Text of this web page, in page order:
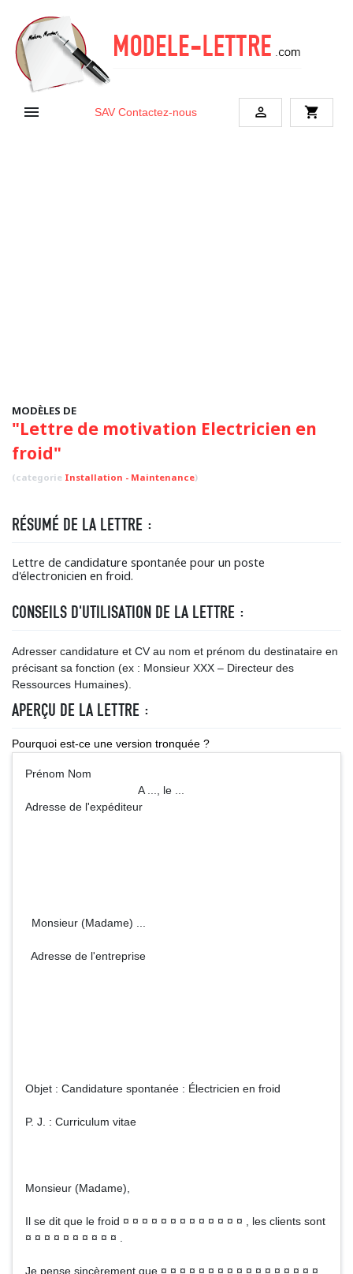
 SAV Contactez-nous  shopping_cart
MODÈLES DE
"Lettre de motivation Electricien en
froid"
(categorie Installation - Maintenance)
RÉSUMÉ DE LA LETTRE :
Lettre de candidature spontanée pour un poste
d'électronicien en froid.
CONSEILS D'UTILISATION DE LA LETTRE :
Adresser candidature et CV au nom et prénom du destinataire en
précisant sa fonction (ex : Monsieur XXX – Directeur des
Ressources Humaines).
APERÇU DE LA LETTRE :
Pourquoi est-ce une version tronquée ?
Prénom Nom
A ..., le ...
Adresse de l'expéditeur
Monsieur (Madame) ...
Adresse de l'entreprise
Objet : Candidature spontanée : Électricien en froid
P. J. : Curriculum vitae
Monsieur (Madame),
Il se dit que le froid ¤ ¤ ¤ ¤ ¤ ¤ ¤ ¤ ¤ ¤ ¤ ¤ ¤ , les clients sont
¤ ¤ ¤ ¤ ¤ ¤ ¤ ¤ ¤ ¤ .
Je pense sincèrement que ¤ ¤ ¤ ¤ ¤ ¤ ¤ ¤ ¤ ¤ ¤ ¤ ¤ ¤ ¤ ¤ ¤